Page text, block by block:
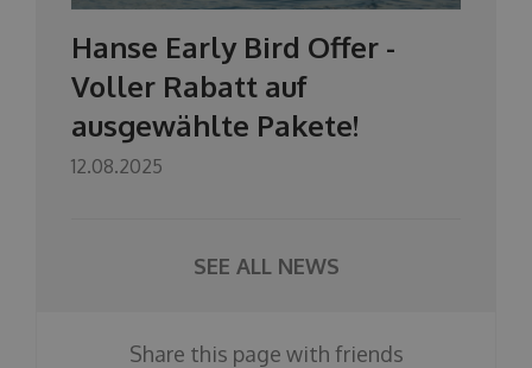
Hanse Early Bird Offer -
Voller Rabatt auf
ausgewählte Pakete!
12.08.2025
SEE ALL NEWS
Share this page with friends